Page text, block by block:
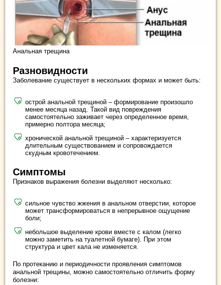
Анальная трещина
Разновидности
Заболевание существует в нескольких формах и может быть:
острой анальной трещиной – формирование произошло
менее месяца назад. Такой вид повреждения
самостоятельно заживает через определенное время,
примерно полтора месяца;
хронической анальной трещиной – характеризуется
длительным существованием и сопровождается
скудным кровотечением.
Симптомы
Признаков выражения болезни выделяют несколько:
сильное чувство жжения в анальном отверстии, которое
может трансформироваться в непрерывное ощущение
боли;
небольшое выделение крови вместе с калом (легко
можно заметить на туалетной бумаге). При этом
структура и цвет кала не изменяется.
По протеканию и периодичности проявления симптомов
анальной трещины, можно самостоятельно отличить форму
болезни: